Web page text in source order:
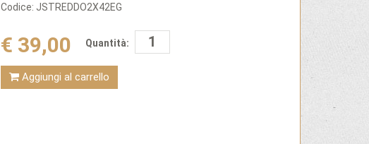
Codice: JSTREDDO2X42EG
€ 39,00 Quantità:
Aggiungi al carrello